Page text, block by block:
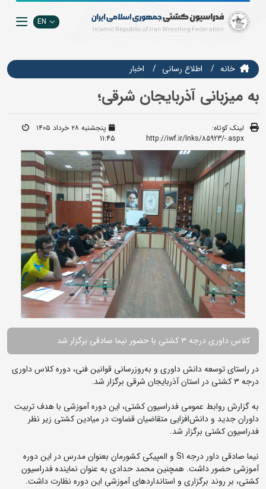
EN
خانه اطلاع رسانی اخبار
به میزبانی آذربایجان شرقی؛
لینک کوتاه:
http://iwf.ir/lnks/85923/-.aspx
پنجشنبه ۲۸ خرداد ۱۴۰۵
11:45
کلاس داوری درجه ۳ کشتی با حضور نیما صادقی برگزار شد
در راستای توسعه دانش داوری و به‌روزرسانی قوانین فنی، دوره کلاس داوری
درجه ۳ کشتی در استان آذربایجان شرقی برگزار شد.
به گزارش روابط عمومی فدراسیون کشتی، این دوره آموزشی با هدف تربیت
داوران جدید و دانش‌افزایی متقاضیان قضاوت در میادین کشتی زیر نظر
فدراسیون کشتی برگزار شد.
نیما صادقی داور درجه S1 و المپیکی کشورمان بعنوان مدرس در این دوره
آموزشی حضور داشت. همچنین محمد حدادی به عنوان نماینده فدراسیون
کشتی، بر روند برگزاری و استانداردهای آموزشی این دوره نظارت داشت.